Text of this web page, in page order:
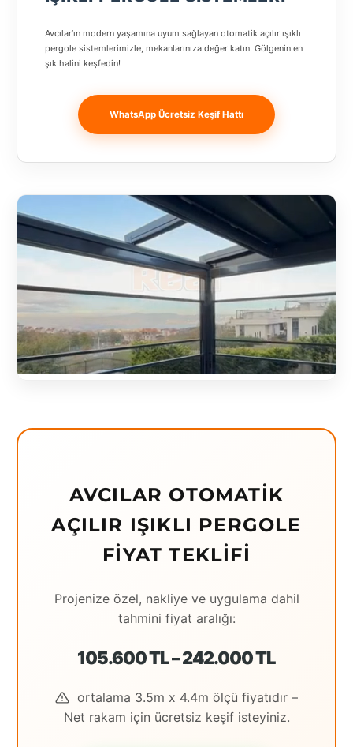
Avcılar’ın modern yaşamına uyum sağlayan otomatik açılır ışıklı
pergole sistemlerimizle, mekanlarınıza değer katın. Gölgenin en
şık halini keşfedin!
WhatsApp Ücretsiz Keşif Hattı
AVCILAR OTOMATIK
AÇILIR IŞIKLI PERGOLE
FIYAT TEKLIFI
Projenize özel, nakliye ve uygulama dahil
tahmini fiyat aralığı:
105.600 TL – 242.000 TL
ortalama 3.5m x 4.4m ölçü fiyatıdır –
Net rakam için ücretsiz keşif isteyiniz.
Luka
Bingöl
Bosnia and
Bulgaristan
Bursa
Çanakkale
Çekya
Diyarbakır
Eching
Eskişehir
Giresun
Houston
İstanbul